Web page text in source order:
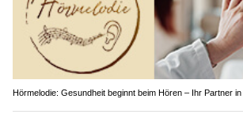
Hörmelodie: Gesundheit beginnt beim Hören – Ihr Partner in